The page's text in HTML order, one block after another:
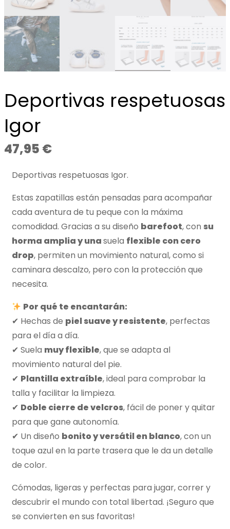
Deportivas respetuosas
Igor
47,95 €
Deportivas respetuosas Igor.
Estas zapatillas están pensadas para acompañar
cada aventura de tu peque con la máxima
comodidad. Gracias a su diseño barefoot, con su
horma amplia y unasuela flexible con cero
drop, permiten un movimiento natural, como si
caminara descalzo, pero con la protección que
necesita.
Por qué te encantarán:
✔ Hechas de piel suave y resistente, perfectas
para el día a día.
✔ Suela muy flexible, que se adapta al
movimiento natural del pie.
✔ Plantilla extraíble, ideal para comprobar la
talla y facilitar la limpieza.
✔ Doble cierre de velcros, fácil de poner y quitar
para que gane autonomía.
✔ Un diseño bonito y versátil en blanco, con un
toque azul en la parte trasera que le da un detalle
de color.
Cómodas, ligeras y perfectas para jugar, correr y
descubrir el mundo con total libertad. ¡Seguro que
se convierten en sus favoritas!